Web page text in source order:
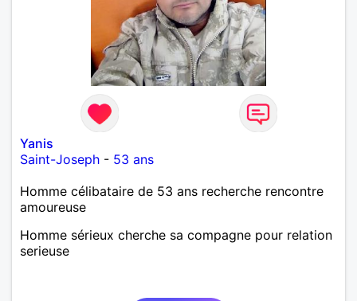
Yanis
Saint-Joseph - 53 ans
Homme célibataire de 53 ans recherche rencontre
amoureuse
Homme sérieux cherche sa compagne pour relation
serieuse